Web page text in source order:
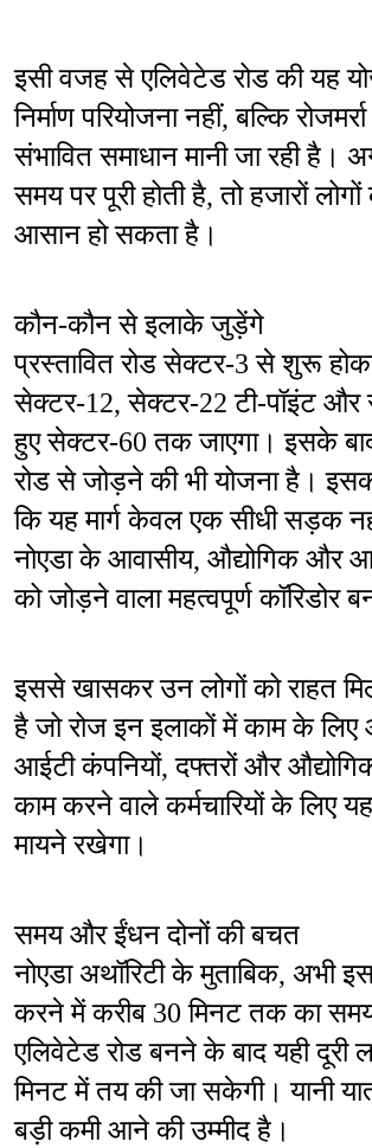
इसी वजह से एलिवेटेड रोड की यह
निर्माण परियोजना नहीं, बल्कि
संभावित समाधान मानी जा रही है।
समय पर पूरी होती है, तो हजारों
आसान हो सकता है।
कौन-कौन से इलाके जुड़ेंगे
प्रस्तावित रोड सेक्टर-3 से शुरू
सेक्टर-12, सेक्टर-22 टी-पॉइंट और
हुए सेक्टर-60 तक जाएगा। इसके
रोड से जोड़ने की भी योजना है।
कि यह मार्ग केवल एक सीधी सड़क
नोएडा के आवासीय, औद्योगिक और
को जोड़ने वाला महत्वपूर्ण कॉरिडोर
इससे खासकर उन लोगों को राहत
है जो रोज इन इलाकों में काम के
आईटी कंपनियों, दफ्तरों और
काम करने वाले कर्मचारियों के लिए
मायने रखेगा।
समय और ईंधन दोनों की बचत
नोएडा अथॉरिटी के मुताबिक, अभी
करने में करीब 30 मिनट तक का
एलिवेटेड रोड बनने के बाद यही दूरी
मिनट में तय की जा सकेगी। यानी
बड़ी कमी आने की उम्मीद है।